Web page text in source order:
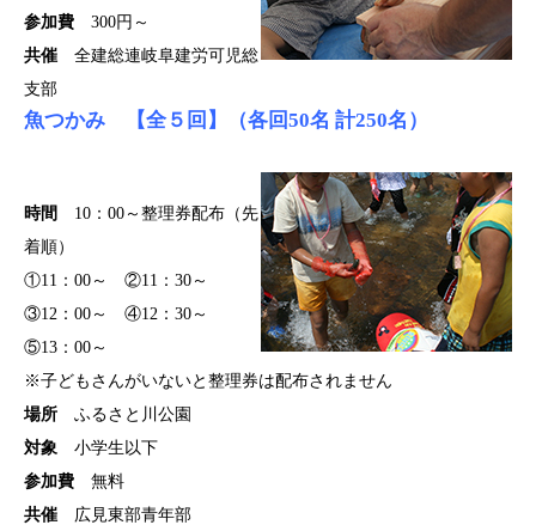
参加費 300円～
共催 全建総連岐阜建労可児総
支部
魚つかみ 【全５回】（各回50名 計250名）
時間
10：00～整理券配布（先
着順）
①11：00～ ②11：30～
③12：00～ ④12：30～
⑤13：00～
※子どもさんがいないと整理券は配布されません
場所 ふるさと川公園
対象 小学生以下
参加費 無料
共催 広見東部青年部